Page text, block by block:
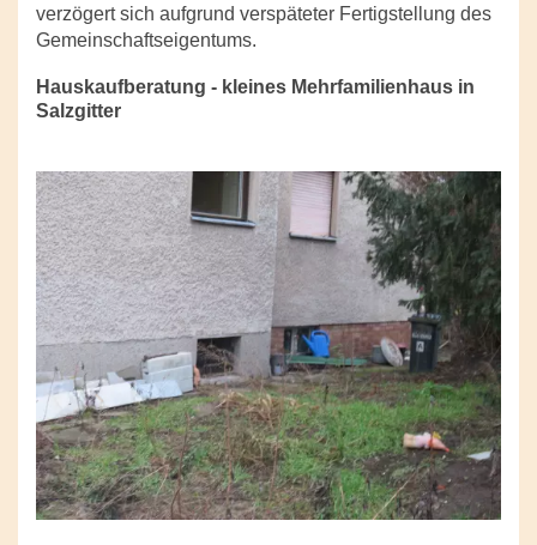
verzögert sich aufgrund verspäteter Fertigstellung des
Gemeinschaftseigentums.
Hauskaufberatung - kleines Mehrfamilienhaus in
Salzgitter